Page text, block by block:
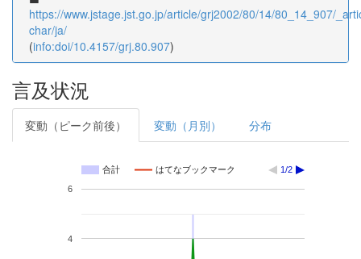
https://www.jstage.jst.go.jp/article/grj2002/80/14/80_14_907/
char/ja/
(info:doi/10.4157/grj.80.907)
言及状況
変動（ピーク前後） 変動（月別） 分布
合計 はてなブックマーク 1/2
4
6